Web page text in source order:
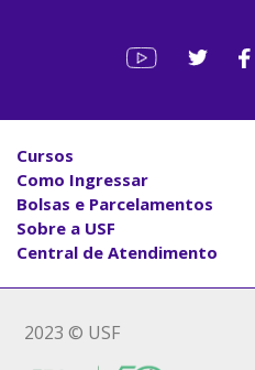
Cursos
Como Ingressar
Bolsas e Parcelamentos
Sobre a USF
Central de Atendimento
2023 © USF